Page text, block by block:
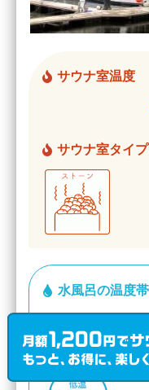
サウナ室温度
サウナ室タイプ
水風呂の温度帯